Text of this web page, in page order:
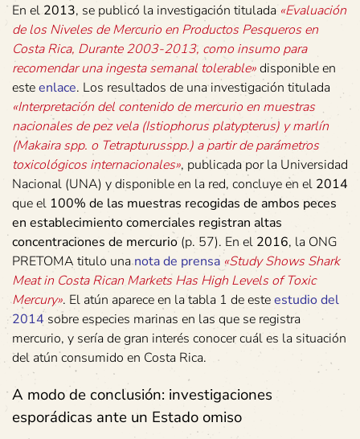
En el2013, se publicó la investigación titulada «Evaluación
de los Niveles de Mercurio en Productos Pesqueros en
Costa Rica, Durante 2003-2013, como insumo para
recomendar una ingesta semanal tolerable»disponible en
esteenlace. Los resultados de una investigación titulada
«Interpretación del contenido de mercurio en muestras
nacionales de pez vela (Istiophorus platypterus) y marlín
(Makaira spp. o Tetrapturusspp.) a partir de parámetros
toxicológicos internacionales», publicada por la Universidad
Nacional (UNA) y disponible en la red, concluye en el 2014
que el 100% de las muestras recogidas de ambos peces
en establecimiento comerciales registran altas
concentraciones de mercurio (p. 57). En el 2016, la ONG
PRETOMA titulo unanota de prensa «Study Shows Shark
Meat in Costa Rican Markets Has High Levels of Toxic
Mercury». El atún aparece en la tabla 1 de esteestudio del
2014 sobre especies marinas en las que se registra
mercurio, y sería de gran interés conocer cuál es la situación
del atún consumido en Costa Rica.
A modo de conclusión: investigaciones
esporádicas ante un Estado omiso